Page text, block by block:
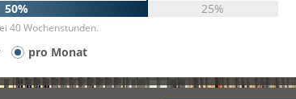
50% 25%
40 Wochenstunden.
pro Monat